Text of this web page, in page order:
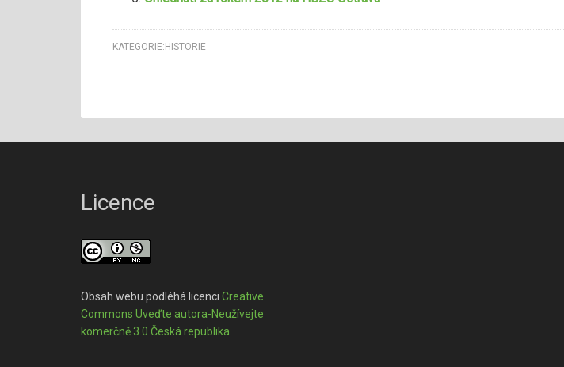
KATEGORIE: HISTORIE
Licence
Obsah webu podléhá licenci Creative
Commons Uveďte autora-Neužívejte
komerčně 3.0 Česká republika